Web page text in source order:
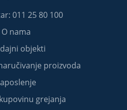
011 25 80 100
O nama
objekti
proizvoda
grejanja